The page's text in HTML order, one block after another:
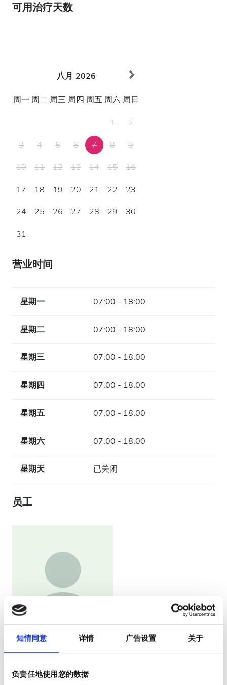
知情同意 详情 广告设置 关于
负责任地使用您的数据
可用治疗天数
八月 2026
周一 周二周三 周四 周五周六周日
1
2
3
4 5 6 7 8
9
10
11 12 13 14 15
16
17
18 19 20 21 22
23
24
25 26 27 28 29
30
31
营业时间
星期一 07:00 - 18:00
星期二 07:00 - 18:00
星期三 07:00 - 18:00
星期四 07:00 - 18:00
星期五 07:00 - 18:00
星期六 07:00 - 18:00
星期天 已关闭
员工
Medical Director
Analia Moledous Ayciriex